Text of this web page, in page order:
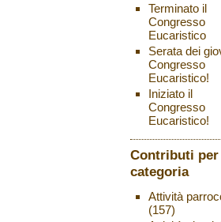
Terminato il
Congresso
Eucaristico
Serata dei
Congresso
Eucaristico!
Iniziato il
Congresso
Eucaristico!
Contributi per
categoria
Attività
(157)